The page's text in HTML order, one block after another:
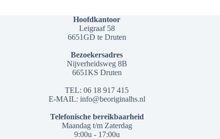
Hoofdkantoor
Leigraaf 58
6651GD te Druten
Bezoekersadres
Nijverheidsweg 8B
6651KS Druten
TEL: 06 18 917 415
E-MAIL: info@beoriginalhs.nl
Telefonische bereikbaarheid
Maandag t/m Zaterdag
9:00u - 17:00u